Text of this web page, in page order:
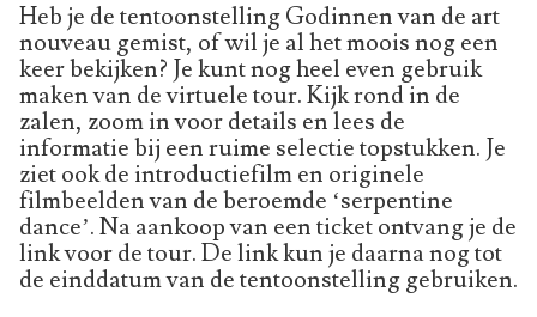
Heb je de tentoonstelling Godinnen van de art
nouveau gemist, of wil je al het moois nog een
keer bekijken? Je kunt nog heel even gebruik
maken van de virtuele tour. Kijk rond in de
zalen, zoom in voor details en lees de
informatie bij een ruime selectie topstukken. Je
ziet ook de introductiefilm en originele
filmbeelden van de beroemde ‘serpentine
dance’. Na aankoop van een ticket ontvang je de
link voor de tour. De link kun je daarna nog tot
de einddatum van de tentoonstelling gebruiken.